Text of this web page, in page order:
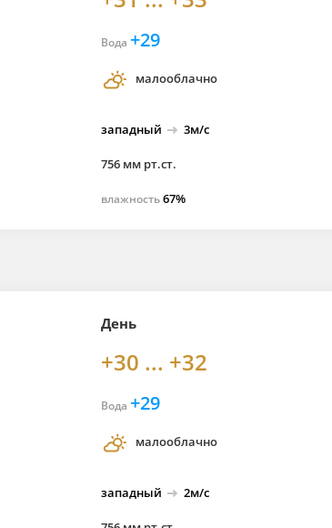
Вода +29
малооблачно
западный 3м/с
756 мм рт.ст.
влажность67%
День
+30 ... +32
Вода +29
малооблачно
западный 2м/с